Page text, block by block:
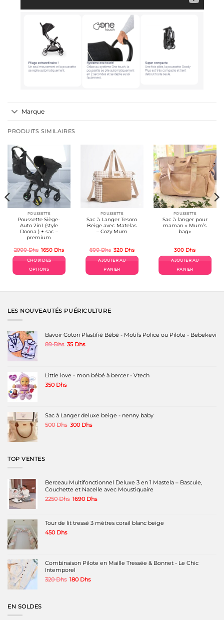
Marque
PRODUITS SIMILAIRES
POUSSETTE
Poussette Siège-
Auto 2in1 (style
Doona ) + sac –
premium
2900Dhs Le
initial
était :
2900 Dhs.
1650 DhsLe
actuel
CHOIX DES
OPTIONS
a
variations.
être
choisies
produit
POUSSETTE
Sac à Langer Tesoro
Beige avec Matelas
– Cozy Mum
600Dhs Le
initial
était :
600 Dhs.
320 DhsLe
actuel
AJOUTER AU
PANIER
POUSSETTE
Sac à langer pour
maman « Mum’s
bag»
300 Dhs
AJOUTER AU
PANIER
LES NOUVEAUTÉS PUÉRICULTURE
Bavoir Coton Plastifié Bébé - Motifs Police ou Pilote - Bebekevi
89Dhs Le
35 DhsLe
35 Dhs.
Little love - mon bébé à bercer - Vtech
350 Dhs
Sac à Langer deluxe beige - nenny baby
500Dhs Le
300 DhsLe
TOP VENTES
Berceau Multifonctionnel Deluxe 3 en 1 Mastela – Bascule,
Couchette et Nacelle avec Moustiquaire
2250Dhs Le
2250 Dhs.
1690 DhsLe
est :
1690 Dhs.
Tour de lit tressé 3 mètres corail blanc beige
450 Dhs
Combinaison Pilote en Maille Tressée & Bonnet - Le Chic
Intemporel
320Dhs Le
180 DhsLe
EN SOLDES